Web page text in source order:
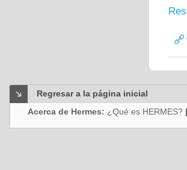
Regresar a la página inicial
Acerca de Hermes: ¿Qué es HERMES? |